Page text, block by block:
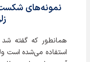
همانطور که گفته
استفاده می‌شده است